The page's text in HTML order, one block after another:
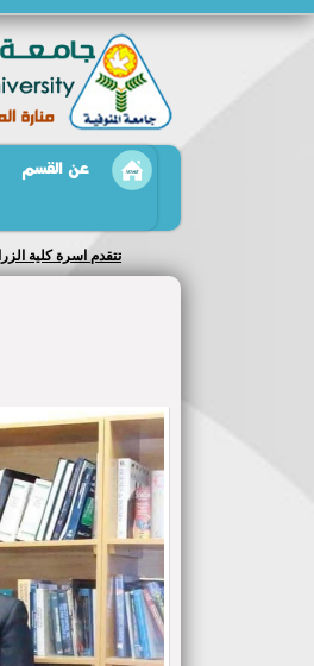
عن القسم
تتقدم اسرة كلية